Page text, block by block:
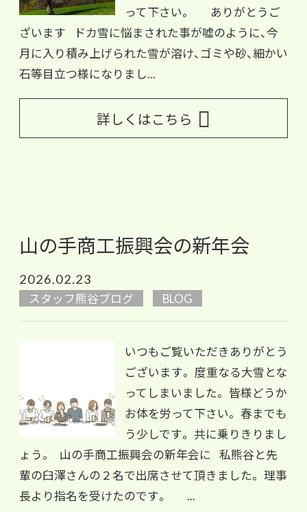
って下さい。 ありがとうご
ざいます ドカ雪に悩まされた事が嘘のように、今
月に入り積み上げられた雪が溶け、ゴミや砂、細かい
石等目立つ様になりまし...
詳しくはこちら
山の手商工振興会の新年会
2026.02.23
スタッフ熊谷ブログ BLOG
いつもご覧いただきありがとう
ございます。 度重なる大雪とな
ってしまいました。 皆様どうか
お体を労って下さい。 春までも
う少しです。 共に乗りきりまし
ょう。 山の手商工振興会の新年会に 私熊谷と先
輩の臼澤さんの２名で出席させて頂きました。 理事
長より指名を受けたのです。 ...